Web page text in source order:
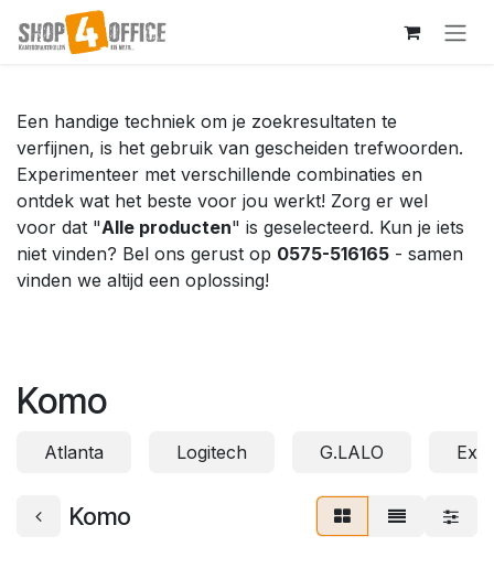
Overslaan naar inhoud
Een handige techniek om je zoekresultaten te
verfijnen, is het gebruik van gescheiden trefwoorden.
Experimenteer met verschillende combinaties en
ontdek wat het beste voor jou werkt! Zorg er wel
voor dat "Alle producten" is geselecteerd. Kun je iets
niet vinden? Bel ons gerust op 0575-516165 - samen
vinden we altijd een oplossing!
Komo
Atlanta Logitech G.LALO
Komo